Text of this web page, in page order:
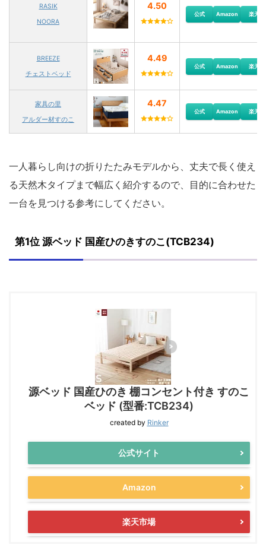
RASIK
NOORA
4.50
公式 Amazon 楽天
BREEZE
チェストベッド
4.49
公式 Amazon 楽天
家具の里
アルダー材すのこ
4.47
公式 Amazon 楽天
一人暮らし向けの折りたたみモデルから、丈夫で長く使え
る天然木タイプまで幅広く紹介するので、目的に合わせた
一台を見つける参考にしてください。
第1位 源ベッド 国産ひのきすのこ(TCB234)
源ベッド 国産ひのき 棚コンセント付き すのこ
ベッド (型番:TCB234)
created by Rinker
公式サイト
Amazon
楽天市場